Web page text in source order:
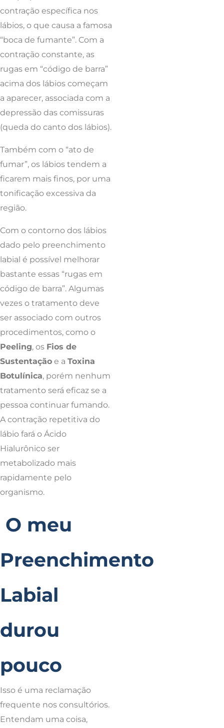
contração específica nos
lábios, o que causa a famosa
“boca de fumante”. Com a
contração constante, as
rugas em “código de barra”
acima dos lábios começam
a aparecer, associada com a
depressão das comissuras
(queda do canto dos lábios).
Também com o “ato de
fumar”, os lábios tendem a
ficarem mais finos, por uma
tonificação excessiva da
região.
Com o contorno dos lábios
dado pelo preenchimento
labial é possível melhorar
bastante essas “rugas em
código de barra”. Algumas
vezes o tratamento deve
ser associado com outros
procedimentos, como o
Peeling, os Fios de
Sustentação e a Toxina
Botulínica, porém nenhum
tratamento será eficaz se a
pessoa continuar fumando.
A contração repetitiva do
lábio fará o Ácido
Hialurônico ser
metabolizado mais
rapidamente pelo
organismo.
O meu
Preenchimento
Labial
durou
pouco
Isso é uma reclamação
frequente nos consultórios.
Entendam uma coisa,